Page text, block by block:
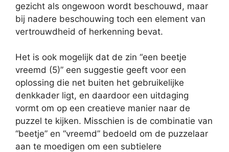
gezicht als ongewoon wordt beschouwd, maar
bij nadere beschouwing toch een element van
vertrouwdheid of herkenning bevat.
Het is ook mogelijk dat de zin “een beetje
vreemd (5)” een suggestie geeft voor een
oplossing die net buiten het gebruikelijke
denkkader ligt, en daardoor een uitdaging
vormt om op een creatieve manier naar de
puzzel te kijken. Misschien is de combinatie van
“beetje” en “vreemd” bedoeld om de puzzelaar
aan te moedigen om een subtielere